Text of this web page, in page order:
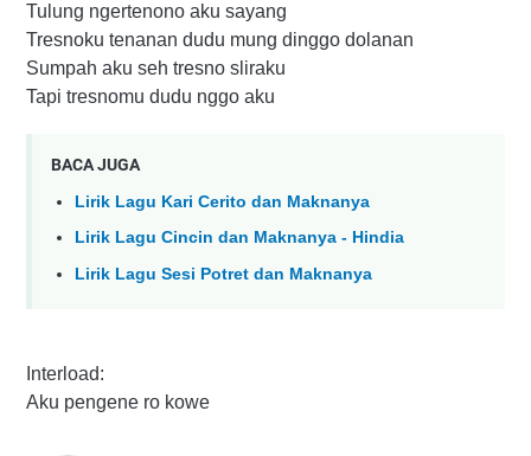
Tulung ngertenono aku sayang
Tresnoku tenanan dudu mung dinggo dolanan
Sumpah aku seh tresno sliraku
Tapi tresnomu dudu nggo aku
BACA JUGA
Lirik Lagu Kari Cerito dan Maknanya
Lirik Lagu Cincin dan Maknanya - Hindia
Lirik Lagu Sesi Potret dan Maknanya
Interload:
Aku pengene ro kowe